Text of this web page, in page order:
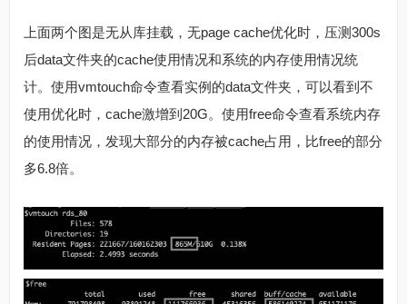
上面两个图是无从库挂载，无page cache优化时，压测300s
后data文件夹的cache使用情况和系统的内存使用情况统
计。使用vmtouch命令查看实例的data文件夹，可以看到不
使用优化时，cache激增到20G。使用free命令查看系统内存
的使用情况，发现大部分的内存被cache占用，比free的部分
多6.8倍。